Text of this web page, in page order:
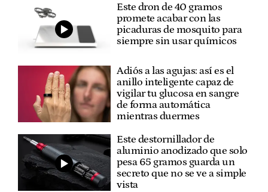
Este dron de 40 gramos
promete acabar con las
picaduras de mosquito para
siempre sin usar químicos
Adiós a las agujas: así es el
anillo inteligente capaz de
vigilar tu glucosa en sangre
de forma automática
mientras duermes
Este destornillador de
aluminio anodizado que solo
pesa 65 gramos guarda un
secreto que no se ve a simple
vista